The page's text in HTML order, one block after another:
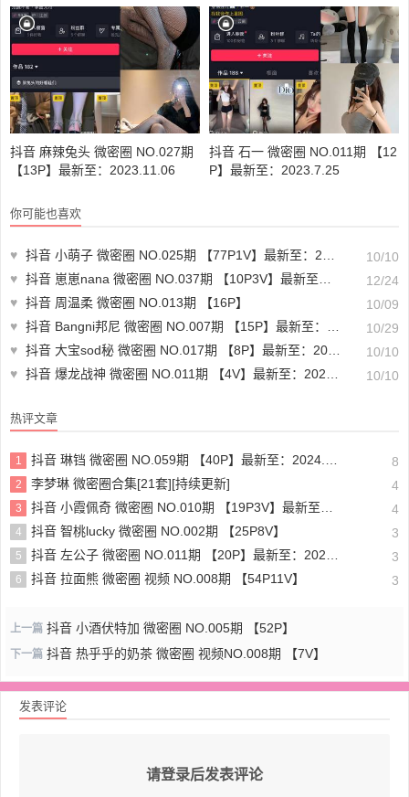
抖音 麻辣兔头 微密圈 NO.027期
【13P】最新至：2023.11.06
抖音 石一 微密圈 NO.011期 【12
P】最新至：2023.7.25
你可能也喜欢
♥ 抖音 小萌子 微密圈 NO.025期 【77P1V】最新至：2023.8.11
10/10
♥ 抖音 崽崽nana 微密圈 NO.037期 【10P3V】最新至：2023.12.22
12/24
♥ 抖音 周温柔 微密圈 NO.013期 【16P】
10/09
♥ 抖音 Bangni邦尼 微密圈 NO.007期 【15P】最新至：2023.10.26
10/29
♥ 抖音 大宝sod秘 微密圈 NO.017期 【8P】最新至：2023.9.8
10/10
♥ 抖音 爆龙战神 微密圈 NO.011期 【4V】最新至：2023.6.17 10/10
热评文章
1 抖音 琳铛 微密圈 NO.059期 【40P】最新至：2024.1.10 8
2 李梦琳 微密圈合集[21套][持续更新] 4
3 抖音 小霞佩奇 微密圈 NO.010期 【19P3V】最新至：2025.5.26 4
4 抖音 智桃lucky 微密圈 NO.002期 【25P8V】 3
5 抖音 左公子 微密圈 NO.011期 【20P】最新至：2024.5.13 3
6 抖音 拉面熊 微密圈 视频 NO.008期 【54P11V】 3
上一篇 抖音 小酒伏特加 微密圈 NO.005期 【52P】
下一篇 抖音 热乎乎的奶茶 微密圈 视频NO.008期 【7V】
发表评论
请登录后发表评论